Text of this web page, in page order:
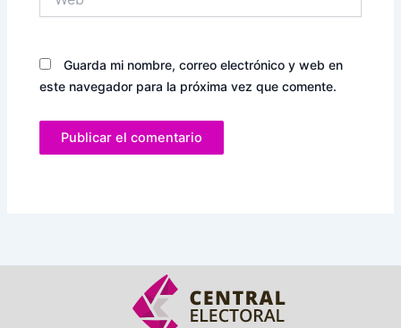
Guarda mi nombre, correo electrónico y web en
este navegador para la próxima vez que comente.